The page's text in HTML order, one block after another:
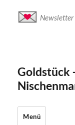
Goldstück
Menü